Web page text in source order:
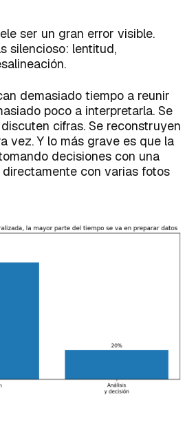
ser un gran error visible.
silencioso: lentitud,
demasiado tiempo a reunir
poco a interpretarla. Se
cifras. Se reconstruyen
vez. Y lo más grave es que la
decisiones con una
con varias fotos